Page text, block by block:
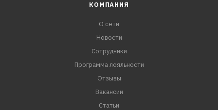
КОМПАНИЯ
О сети
Новости
Сотрудники
Программа лояльности
Отзывы
Вакансии
Статьи